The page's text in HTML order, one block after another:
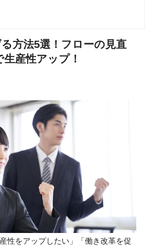
方法5選！フローの見直
産性アップ！
性をアップしたい」「働き改革を促